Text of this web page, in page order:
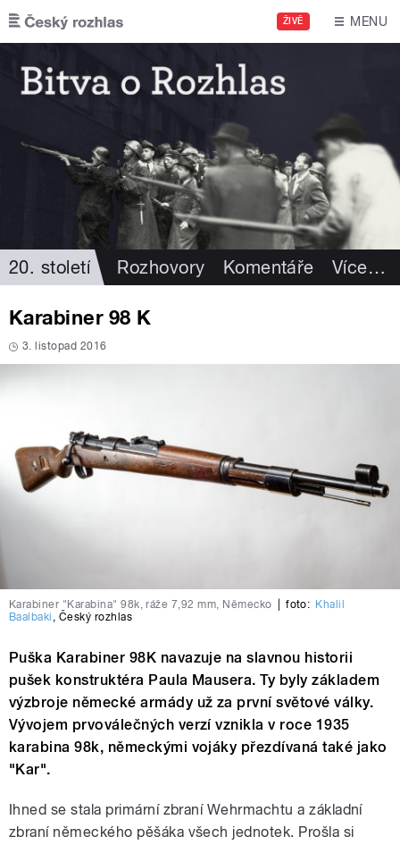
Přejít k hlavnímu obsahu
ŽIVĚ MENU
20. století Rozhovory Komentáře Více…
Karabiner 98 K
3. listopad 2016
Karabiner "Karabina" 98k, ráže 7,92 mm, Německo foto: Khalil
Baalbaki , Český rozhlas
Puška Karabiner 98K navazuje na slavnou historii
pušek konstruktéra Paula Mausera. Ty byly základem
výzbroje německé armády už za první světové války.
Vývojem prvoválečných verzí vznikla v roce 1935
karabina 98k, německými vojáky přezdívaná také jako
"Kar".
Ihned se stala primární zbraní Wehrmachtu a základní
zbraní německého pěšáka všech jednotek. Prošla si